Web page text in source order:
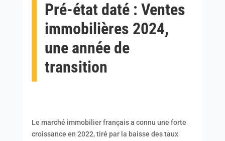
Pré-état daté : Ventes
immobilières 2024,
une année de
transition
Le marché immobilier français a connu une forte
croissance en 2022, tiré par la baisse des taux